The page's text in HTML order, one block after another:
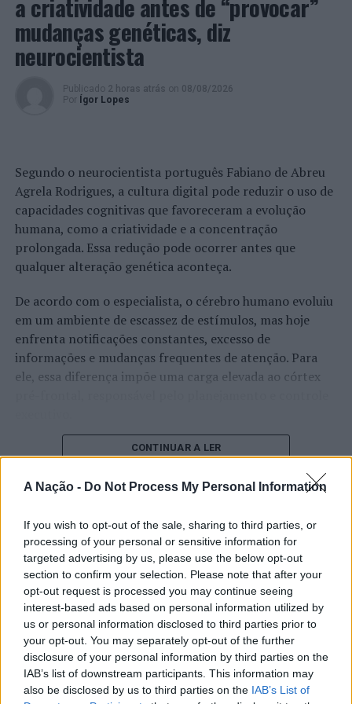
A Nação - Do Not Process My Personal Information
If you wish to opt-out of the sale, sharing to third parties, or
processing of your personal or sensitive information for
targeted advertising by us, please use the below opt-out
section to confirm your selection. Please note that after your
opt-out request is processed you may continue seeing
interest-based ads based on personal information utilized by
us or personal information disclosed to third parties prior to
your opt-out. You may separately opt-out of the further
disclosure of your personal information by third parties on the
IAB’s list of downstream participants. This information may
also be disclosed by us to third parties on the IAB’s List of
na 1ª mão das meias-finais daChallenge Cup.
do
(Foto:
DR)
Neste primeiro jogo, disputado em Telavive, Edson
Valencia foi o melhor pontuador do jogo, tendo faturado
por 33 vezes.
Neste momento, o jogador venezuelano da AJFB é o
melhor pontuador da prova, o líder dos melhores
atacantes e o vice-líder dos melhores no serviço.
O jogo da 2ª mão está agendado para 15 de fevereiro
(20h30 locais), no Complexo Desportivo Vitorino
Nemésio, na Praia da Vitória, Ilha Terceira (Açores) e a
No outro jogo das meias-finais, num duelo entre gregos,
oPanathinaikos Athensvenceu (3-1: 21-25, 25-21, 25-
Fotos: DR.
TÓPICOS RELACIONADOS: AJM/FC PORTO
CHALLENGE CUP
COMPETIÇÕES EUROPEIAS
DESTAQUE
FEDERAÇÃO PORTUGUESA DE VOLEIBOL
FONTE BASTARDO
VOLEIBOL
PRÓXIMO
Escola de Engenharia da Universidade do Minho promove
recolha de bens para a Turquia
a criatividade antes de “provocar”
mudanças genéticas, diz
neurocientista
Publicado 2 horas atrás on 08/08/2026
Por
Ígor Lopes
Segundo o neurocientista português Fabiano de Abreu
Agrela Rodrigues, a cultura digital pode reduzir o uso de
capacidades cognitivas que favoreceram a evolução
humana, como a criatividade e a concentração
prolongada. Essa redução pode ocorrer antes que
qualquer alteração genética aconteça.
De acordo com o especialista, o cérebro humano evoluiu
em um ambiente de escassez de estímulos, mas hoje
enfrenta notificações constantes, excesso de
informações e mudanças frequentes de atenção. Para
ele, essa diferença impõe uma carga elevada ao córtex
O pesquisador afirma que plataformas digitais também
cérebro, favorecendo a fadiga mental, a dificuldade de
tarefas inacabadas permanecem ativas na memória e
aumentam a sensação de sobrecarga, enquanto o stress
prolongado pode elevar os níveis de cortisol e
prejudicar o desempenho cognitivo.
Fabiano de Abreu Agrela Rodrigues ressalta que não há
evidências de que o ambiente digital provoque mudanças
genéticas na espécie humana. A adaptação observada,
afirma, ocorre por meio da neuroplasticidade, processo
pelo qual os circuitos neurais se reorganizam em
CONTINUAR A LER
“Millennium Estoril Open 2026”
regressou ao circuito ATP com
vitória do francês Luca Van Assche
Publicado 1 dia atrás on 07/08/2026
Por Ígor Lopes